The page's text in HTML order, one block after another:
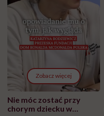
Zobacz więcej
Nie móc zostać przy
chorym dziecku w